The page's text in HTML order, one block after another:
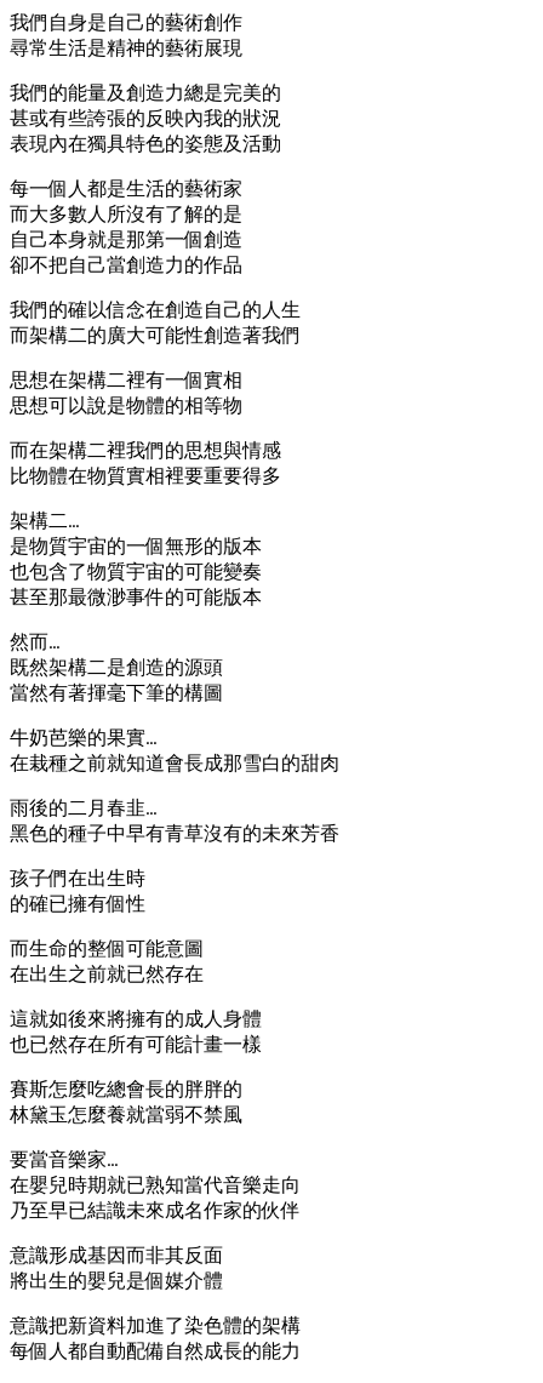
我們自身是自己的藝術創作
尋常生活是精神的藝術展現
我們的能量及創造力總是完美的
甚或有些誇張的反映內我的狀況
表現內在獨具特色的姿態及活動
每一個人都是生活的藝術家
而大多數人所沒有了解的是
自己本身就是那第一個創造
卻不把自己當創造力的作品
我們的確以信念在創造自己的人生
而架構二的廣大可能性創造著我們
思想在架構二裡有一個實相
思想可以說是物體的相等物
而在架構二裡我們的思想與情感
比物體在物質實相裡要重要得多
架構二…
是物質宇宙的一個無形的版本
也包含了物質宇宙的可能變奏
甚至那最微渺事件的可能版本
然而…
既然架構二是創造的源頭
當然有著揮毫下筆的構圖
牛奶芭樂的果實…
在栽種之前就知道會長成那雪白的甜肉
雨後的二月春韭…
黑色的種子中早有青草沒有的未來芳香
孩子們在出生時
的確已擁有個性
而生命的整個可能意圖
在出生之前就已然存在
這就如後來將擁有的成人身體
也已然存在所有可能計畫一樣
賽斯怎麼吃總會長的胖胖的
林黛玉怎麼養就當弱不禁風
要當音樂家…
在嬰兒時期就已熟知當代音樂走向
乃至早已結識未來成名作家的伙伴
意識形成基因而非其反面
將出生的嬰兒是個媒介體
意識把新資料加進了染色體的架構
每個人都自動配備自然成長的能力